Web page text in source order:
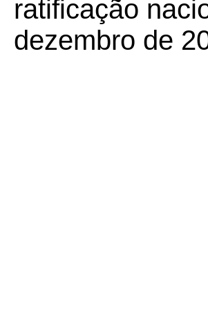
ratificação
dezembro de